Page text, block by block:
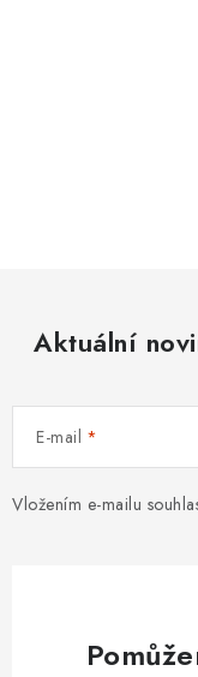
Aktuální
E-mail
Vložením e-mailu